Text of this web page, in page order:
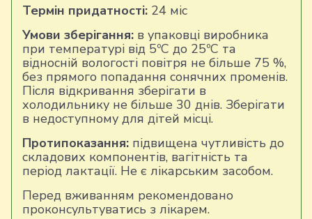
Термін придатності: 24 міс
Умови зберігання: в упаковці виробника
при температурі від 5ºС до 25ºС та
відносній вологості повітря не більше 75 %,
без прямого попадання сонячних променів.
Після відкривання зберігати в
холодильнику не більше 30 днів. Зберігати
в недоступному для дітей місці.
Протипоказання: підвищена чутливість до
складових компонентів, вагітність та
період лактації. Не є лікарським засобом.
Перед вживанням рекомендовано
проконсультуватись з лікарем.